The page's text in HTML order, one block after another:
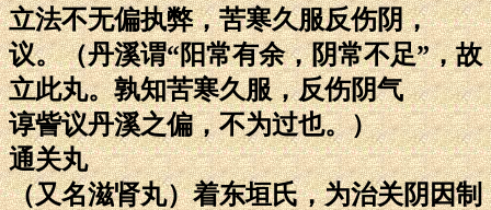
立法不无偏执弊，苦寒久服反伤阴，
议。（丹溪谓“阳常有余，阴常不足”，故
立此丸。孰知苦寒久服，反伤阴气
谆訾议丹溪之偏，不为过也。）
通关丸
（又名滋肾丸）着东垣氏，为治关阴因制